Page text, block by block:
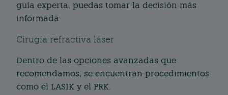
guía experta, puedas tomar la decisión más
informada:
Cirugía refractiva láser
Dentro de las opciones avanzadas que
recomendamos, se encuentran procedimientos
como el LASIK y el PRK.